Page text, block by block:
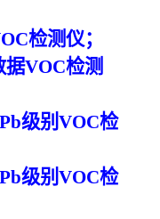
检测仪；
VOC检测
级别VOC检
级别VOC检